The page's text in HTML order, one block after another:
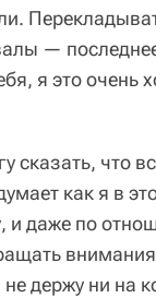
—
я это очень
сказать, что
как я в
и даже по
держу ни на